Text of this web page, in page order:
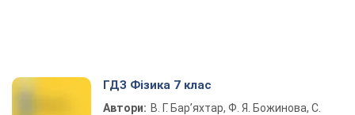
ГДЗ Фізика 7 клас
Автори: В. Г. Бар’яхтар, Ф. Я. Божинова, С.